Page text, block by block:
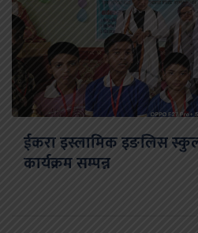
ईकरा इस्लामिक इङलिस
कार्यक्रम सम्पन्न